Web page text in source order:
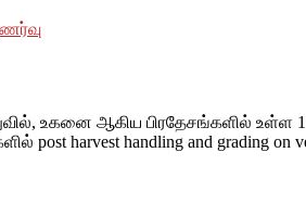
உகனை ஆகிய பிரதேசங்களில் உள்ள
harvest handling and grading on